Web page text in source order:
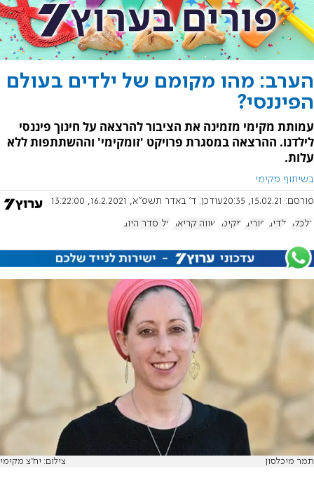
הערב: מהו מקומם של ילדים בעולם
הפיננסי?
עמותת מקימי מזמינה את הציבור להרצאה על חינוך פיננסי
לילדנו. ההרצאה במסגרת פרויקט 'זומקימי' וההשתתפות ללא
עלות.
בשיתוף מקימי
פורסם: 15.02.21, 20:35 עודכן: ד' באדר תשפ"א, 16.2.2021, 13:22:00
כלכלה ילדים פורים מקימי שווה קריאה על סדר היום
תמר מיכלסון צילום: יח"צ מקימי